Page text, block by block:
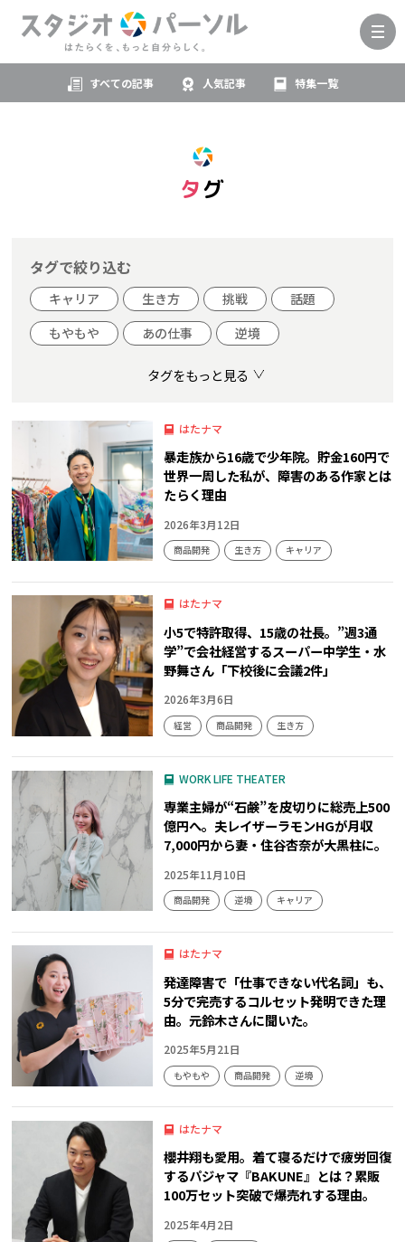
すべての記事 人気記事 特集一覧
タグ
タグで絞り込む
キャリア 生き方 挑戦
話題
もやもや
あの仕事 逆境
タグをもっと見る
はたナマ
暴走族から16歳で少年院。貯金160円で
世界一周した私が、障害のある作家とは
たらく理由
2026年3月12日
商品開発 生き方 キャリア
はたナマ
小5で特許取得、15歳の社長。”週3通
学”で会社経営するスーパー中学生・水
野舞さん「下校後に会議2件」
2026年3月6日
経営 商品開発 生き方
WORK LIFE THEATER
専業主婦が“石鹸”を皮切りに総売上500
億円へ。夫レイザーラモンHGが月収
7,000円から妻・住谷杏奈が大黒柱に。
2025年11月10日
商品開発 逆境 キャリア
はたナマ
発達障害で「仕事できない代名詞」も、
5分で完売するコルセット発明できた理
由。元鈴木さんに聞いた。
2025年5月21日
もやもや 商品開発 逆境
はたナマ
櫻井翔も愛用。着て寝るだけで疲労回復
するパジャマ『BAKUNE』とは？累販
100万セット突破で爆売れする理由。
2025年4月2日